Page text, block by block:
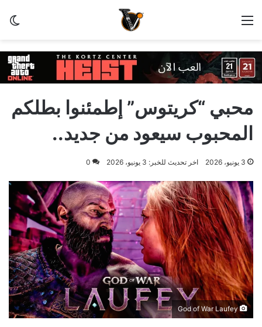
القائمة
محبي “كريتوس” إطمئنوا بطلكم
المحبوب سيعود من جديد..
3 يونيو، 2026 اخر تحديث للخبر: 3 يونيو، 2026 0
God of War Laufey